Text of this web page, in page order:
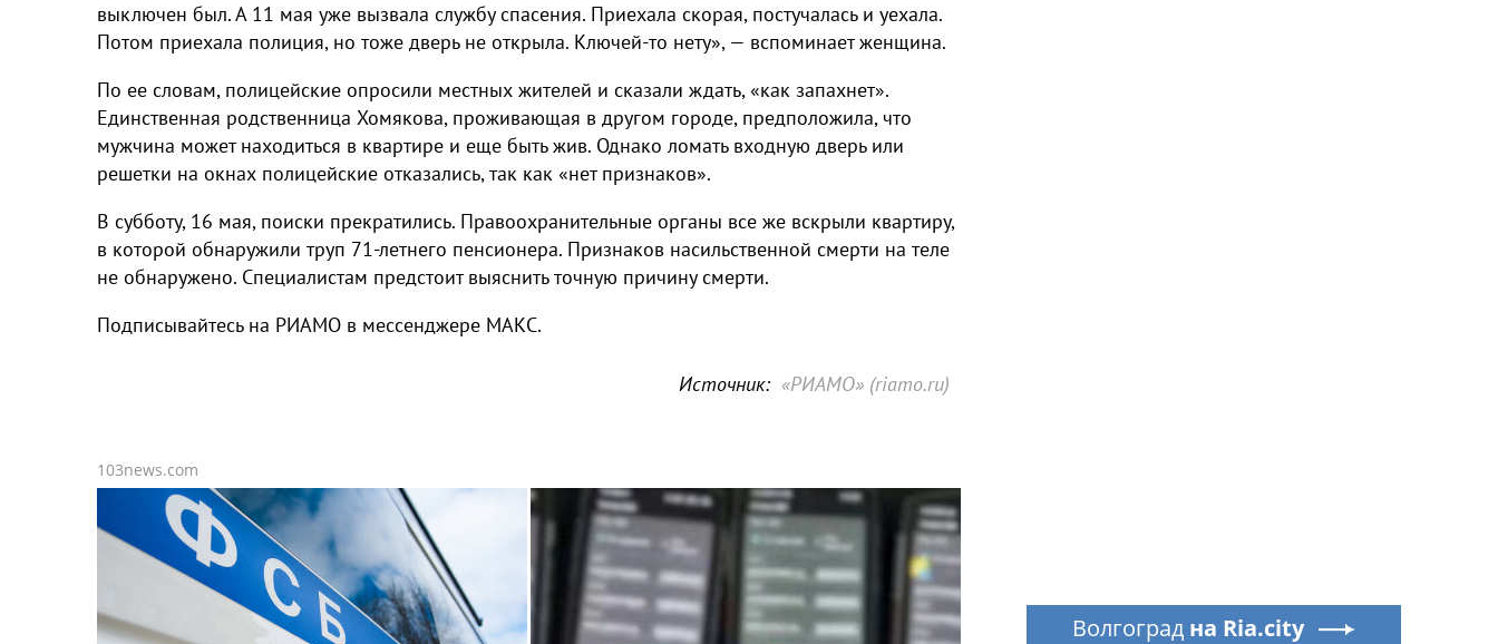
выключен был. А 11 мая уже вызвала службу спасения. Приехала скорая, постучалась и уехала.
Потом приехала полиция, но тоже дверь не открыла. Ключей-то нету», — вспоминает женщина.
По ее словам, полицейские опросили местных жителей и сказали ждать, «как запахнет».
Единственная родственница Хомякова, проживающая в другом городе, предположила, что
мужчина может находиться в квартире и еще быть жив. Однако ломать входную дверь или
решетки на окнах полицейские отказались, так как «нет признаков».
В субботу, 16 мая, поиски прекратились. Правоохранительные органы все же вскрыли квартиру,
в которой обнаружили труп 71-летнего пенсионера. Признаков насильственной смерти на теле
не обнаружено. Специалистам предстоит выяснить точную причину смерти.
Подписывайтесь на РИАМО в мессенджере МАКС.
Источник: «РИАМО» (riamo.ru)
103news.com
Волгоград на Ria.city